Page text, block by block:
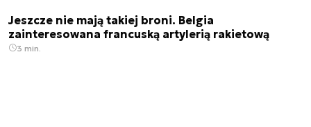
Jeszcze nie mają takiej broni. Belgia
zainteresowana francuską artylerią rakietową
3 min.